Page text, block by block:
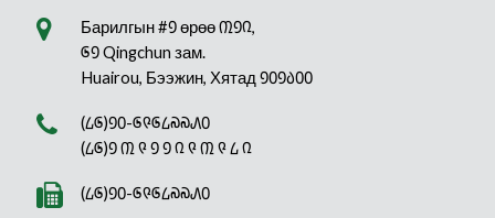
Барилгын #᠑ өрөө ᠓᠑᠒,
᠖᠑ Qingchun зам.
Huairou, Бээжин, Хятад ᠑᠐᠑᠔᠐᠐
(᠘᠖)᠑᠐-᠖᠙᠖᠘᠗᠗᠕᠐
(᠘᠖)᠑ ᠓ ᠙ ᠑ ᠑ ᠒ ᠙ ᠓ ᠙ ᠘ ᠒
(᠘᠖)᠑᠐-᠖᠙᠖᠘᠗᠗᠕᠐